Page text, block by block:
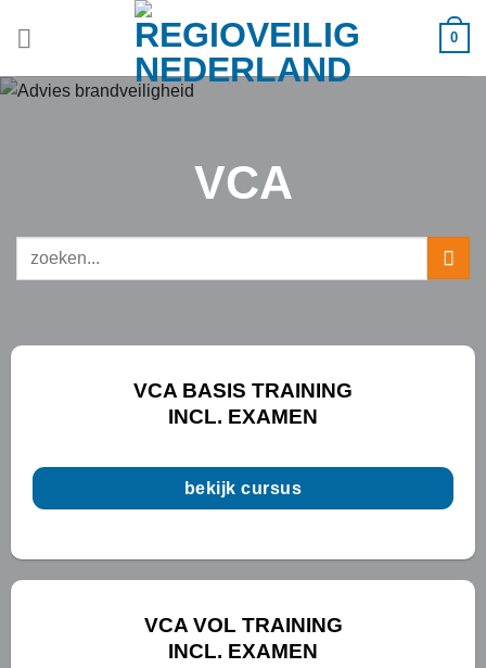
0
VCA
Zoeken
VCA BASIS TRAINING
INCL. EXAMEN
bekijk cursus
VCA VOL TRAINING
INCL. EXAMEN